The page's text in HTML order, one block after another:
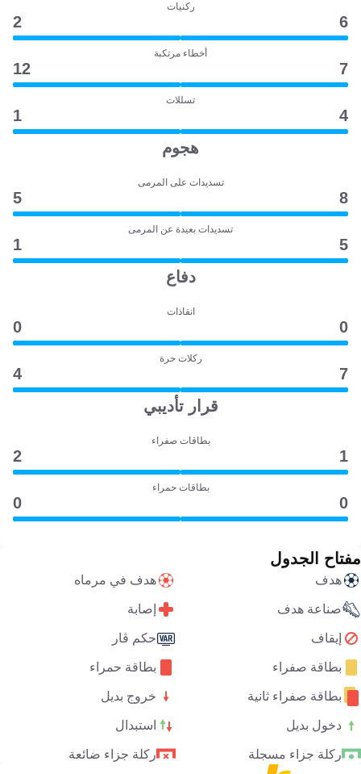
ركنيات
6
2
أخطاء مرتكبة
7
12
تسللات
4
1
هجوم
تسديدات على المرمى
8
5
تسديدات بعيدة عن المرمى
5
1
دفاع
انقاذات
0
0
ركلات حرة
7
4
قرار تأديبي
بطاقات صفراء
1
2
بطاقات حمراء
0
0
مفتاح الجدول
هدف هدف في مرماه
صناعة هدف إصابة
إيقاف حكم ڤار
بطاقة صفراء بطاقة حمراء
بطاقة صفراء ثانية خروج بديل
دخول بديل استبدال
ركلة جزاء مسجلة ركلة جزاء ضائعة